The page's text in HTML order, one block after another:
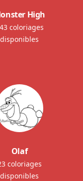
High
coloriages
disponibles
Olaf
coloriages
disponibles